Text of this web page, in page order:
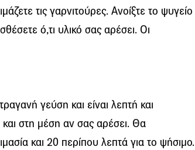
τις γαρνιτούρες. Ανοίξτε το ψυγείο
ό,τι υλικό σας αρέσει. Οι
γεύση και είναι λεπτή και
στη μέση αν σας αρέσει. Θα
και 20 περίπου λεπτά για το ψήσιμο.